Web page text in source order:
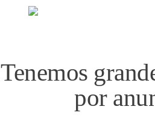
Tenemos
por